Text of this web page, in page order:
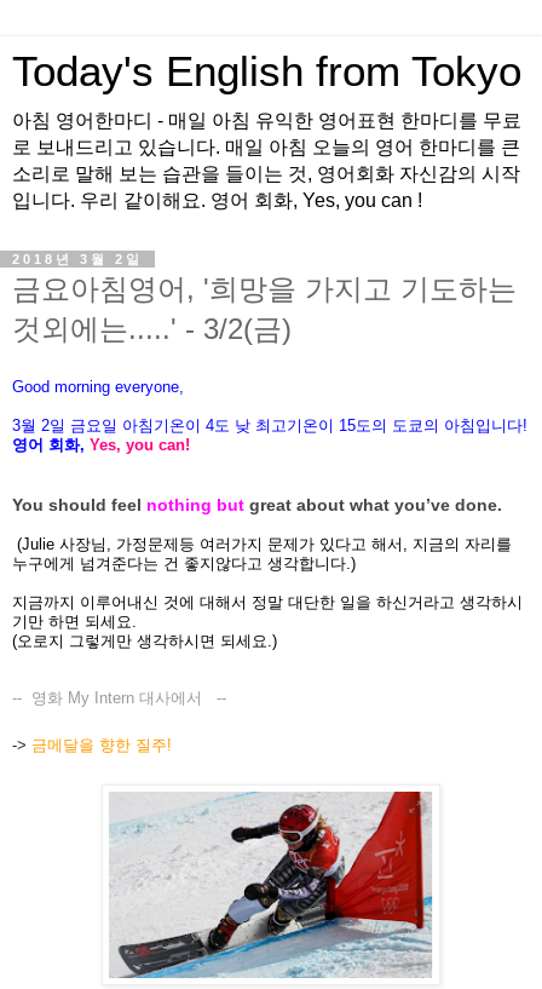
Today's English from Tokyo
아침 영어한마디 - 매일 아침 유익한 영어표현 한마디를 무료
로 보내드리고 있습니다. 매일 아침 오늘의 영어 한마디를 큰
소리로 말해 보는 습관을 들이는 것, 영어회화 자신감의 시작
입니다. 우리 같이해요. 영어 회화, Yes, you can !
2018년 3월 2일
금요아침영어, '희망을 가지고 기도하는
것외에는.....' - 3/2(금)
Good morning everyone,
3월 2일 금 요일 아침기온이 4도 낮 최고기온이 15도의 도쿄의 아침입니다!
영어 회화, Yes, you can!
You should feel nothing but great about what you’ve done.
(Julie 사장님, 가정문제등 여러가지 문제가 있다고 해서, 지금의 자리를
누구에게 넘겨준다는 건 좋지않다고 생각합니다.)
지금까지 이루어내신 것에 대해서 정말 대단한 일을 하신거라고 생각하시
기만 하면 되세요.
(오로지 그렇게만 생각하시면 되세요.)
-- 영화 My Intern 대사에서 --
-> 금메달을 향한 질주!